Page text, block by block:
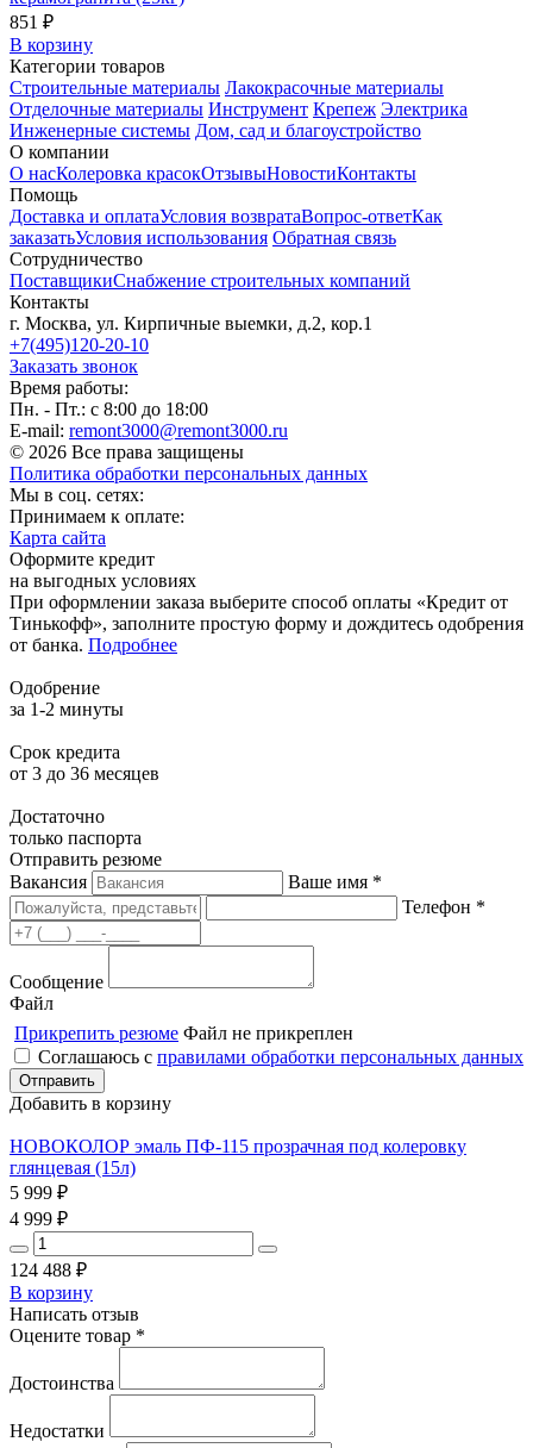
851 ₽
В корзину
Категории товаров
Строительные материалы Лакокрасочные материалы
Отделочные материалы Инструмент Крепеж Электрика
Инженерные системы Дом, сад и благоустройство
О компании
О насКолеровка красокОтзывыНовостиКонтакты
Помощь
Доставка и оплатаУсловия возвратаВопрос-ответКак
заказатьУсловия использования Обратная связь
Сотрудничество
ПоставщикиСнабжение строительных компаний
Контакты
г. Москва, ул. Кирпичные выемки, д.2, кор.1
+7(495)120-20-10
Заказать звонок
Время работы:
Пн. - Пт.: с 8:00 до 18:00
E-mail: remont3000@remont3000.ru
© 2026 Все права защищены
Политика обработки персональных данных
Мы в соц. сетях:
Принимаем к оплате:
Карта сайта
Оформите кредит
на выгодных условиях
При оформлении заказа выберите способ оплаты «Кредит от
Тинькофф», заполните простую форму и дождитесь одобрения
от банка. Подробнее
Одобрение
за 1-2 минуты
Срок кредита
от 3 до 36 месяцев
Достаточно
только паспорта
Отправить резюме
Вакансия
Ваше имя *
Телефон *
Сообщение
Файл
Прикрепить резюме Файл не прикреплен
Соглашаюсь с правилами обработки персональных данных
Добавить в корзину
НОВОКОЛОР эмаль ПФ-115 прозрачная под колеровку
глянцевая (15л)
5 999 ₽
4 999 ₽
124 488 ₽
В корзину
Написать отзыв
Оцените товар *
Достоинства
Недостатки